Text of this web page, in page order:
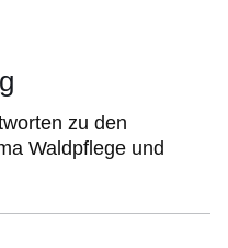
zu den
Waldpflege und